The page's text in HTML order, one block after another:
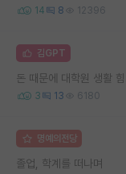
14 8 12396
김GPT
돈 때문에 대학원 생활
3 13 6180
명예의전당
졸업, 학계를 떠나며